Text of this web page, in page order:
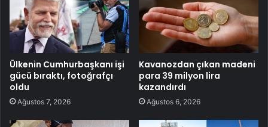
Ülkenin Cumhurbaşkanı işi
gücü bıraktı, fotoğrafçı
oldu
Ağustos 7, 2026
Kavanozdan çıkan madeni
para 39 milyon lira
kazandırdı
Ağustos 6, 2026